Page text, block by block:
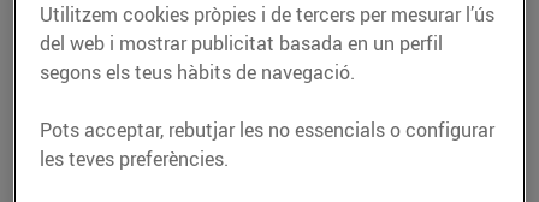
CONSELLS I HÀBITS SALUDABLES
Combatre la calor
menjant
12/d’agost/2020
Utilitzem cookies pròpies i de tercers per mesurar l’ús
del web i mostrar publicitat basada en un perfil
segons els teus hàbits de navegació.
Pots acceptar, rebutjar les no essencials o configurar
les teves preferències.